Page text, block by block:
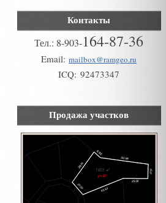
Контакты
Тел.: 8-903-164-87-36
Email: mailbox@ramgeo.ru
ICQ: 92473347
Продажа участков